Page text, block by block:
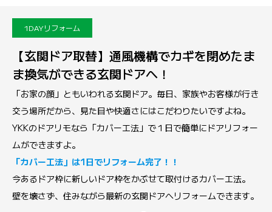
1DAYリフォーム
【玄関ドア取替】通風機構でカギを閉めたま
ま換気ができる玄関ドアへ！
「お家の顔」ともいわれる玄関ドア。毎日、家族やお客様が行き
交う場所だから、見た目や快適さにはこだわりたいですよね。
YKKのドアリモなら「カバー工法」で１日で簡単にドアリフォー
ムができますよ。
「カバー工法」は1日でリフォーム完了！！
今あるドア枠に新しいドア枠をかぶせて取付けるカバー工法。
壁を壊さず、住みながら最新の玄関ドアへリフォームできます。